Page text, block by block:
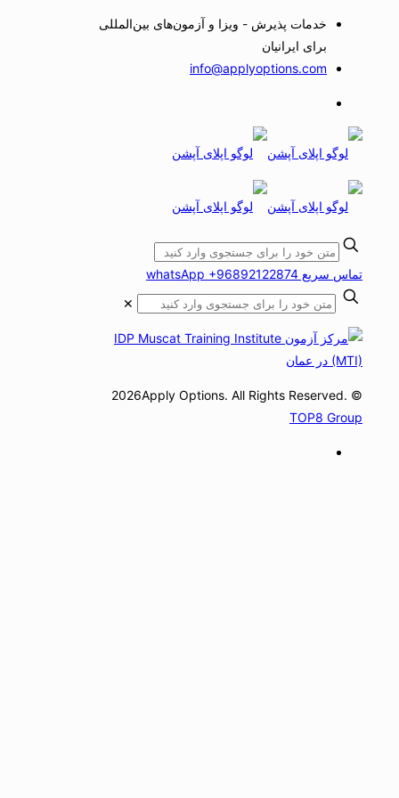
خدمات پذیرش - ویزا و آزمون‌های بین‌المللی
برای ایرانیان
info@applyoptions.com
تماس سریع whatsApp +96892122874
✕
© 2026Apply Options. All Rights Reserved.
TOP8 Group